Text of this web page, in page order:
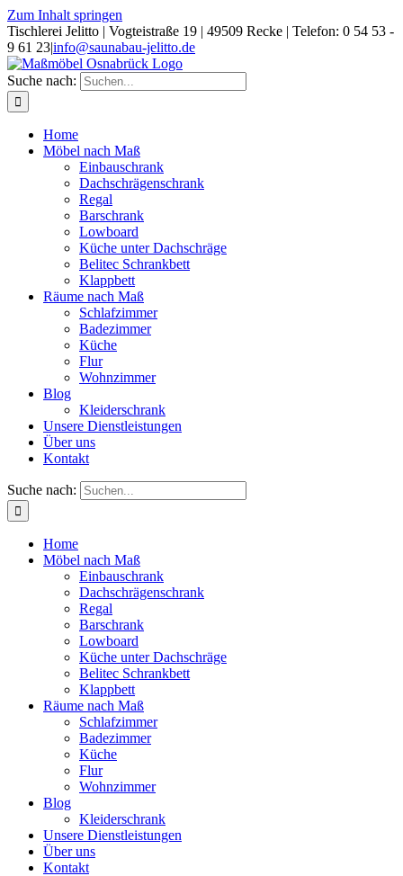
Zum Inhalt springen
Tischlerei Jelitto | Vogteistraße 19 | 49509 Recke | Telefon: 0 54 53 -
9 61 23|info@saunabau-jelitto.de
Suche nach:
Home
Möbel nach Maß
Einbauschrank
Dachschrägenschrank
Regal
Barschrank
Lowboard
Küche unter Dachschräge
Belitec Schrankbett
Klappbett
Räume nach Maß
Schlafzimmer
Badezimmer
Küche
Flur
Wohnzimmer
Blog
Kleiderschrank
Unsere Dienstleistungen
Über uns
Kontakt
Suche nach:
Home
Möbel nach Maß
Einbauschrank
Dachschrägenschrank
Regal
Barschrank
Lowboard
Küche unter Dachschräge
Belitec Schrankbett
Klappbett
Räume nach Maß
Schlafzimmer
Badezimmer
Küche
Flur
Wohnzimmer
Blog
Kleiderschrank
Unsere Dienstleistungen
Über uns
Kontakt